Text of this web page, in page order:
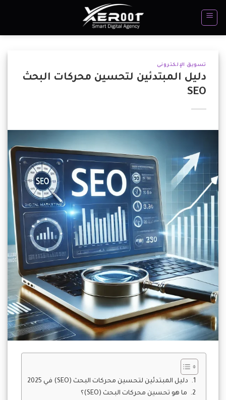
للمحتوى
تسويق الإلكترونى
دليل المبتدئين لتحسين محركات البحث
SEO
دليل المبتدئين لتحسين محركات البحث (SEO) في 2025
ما هو تحسين محركات البحث (SEO)؟